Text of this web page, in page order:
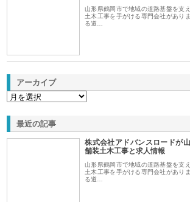
山形県鶴岡市で地域の道路基盤を支
土木工事を手がける専門会社があり
る道…
アーカイブ
最近の記事
株式会社アドバンスロードが
舗装土木工事と求人情報
山形県鶴岡市で地域の道路基盤を支
土木工事を手がける専門会社があり
る道…